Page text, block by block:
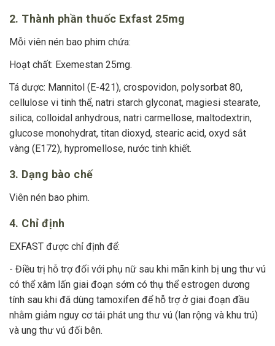
2. Thành phần thuốc Exfast 25mg
Mỗi viên nén bao phim chứa:
Hoạt chất: Exemestan 25mg.
Tá dược: Mannitol (E-421), crospovidon, polysorbat 80,
cellulose vi tinh thể, natri starch glyconat, magiesi stearate,
silica, colloidal anhydrous, natri carmellose, maltodextrin,
glucose monohydrat, titan dioxyd, stearic acid, oxyd sắt
vàng (E172), hypromellose, nước tinh khiết.
3. Dạng bào chế
Viên nén bao phim.
4. Chỉ định
EXFAST được chỉ định để:
- Điều trị hỗ trợ đối với phụ nữ sau khi mãn kinh bị ung thư vú
có thể xâm lấn giai đoạn sớm có thụ thể estrogen dương
tính sau khi đã dùng tamoxifen để hỗ trợ ở giai đoạn đầu
nhằm giảm nguy cơ tái phát ung thư vú (lan rộng và khu trú)
và ung thư vú đối bên.